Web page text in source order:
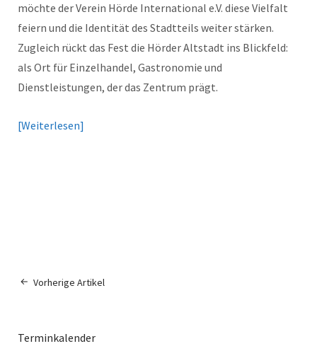
möchte der Verein Hörde International e.V. diese Vielfalt
feiern und die Identität des Stadtteils weiter stärken.
Zugleich rückt das Fest die Hörder Altstadt ins Blickfeld:
als Ort für Einzelhandel, Gastronomie und
Dienstleistungen, der das Zentrum prägt.
Weiterlesen
Vorherige Artikel
Terminkalender